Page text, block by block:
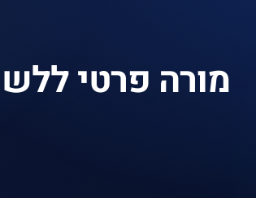
מורה פרטי